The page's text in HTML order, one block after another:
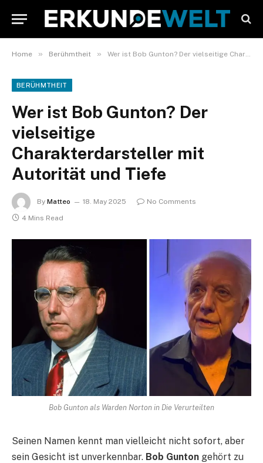
Home » Berühmtheit » Wer ist Bob Gunton? Der vielseitige Charakterdarsteller mit Autorität und Tiefe
BERÜHMTHEIT
Wer ist Bob Gunton? Der
vielseitige
Charakterdarsteller mit
Autorität und Tiefe
By Matteo 18. May 2025
No Comments
4 Mins Read
Bob Gunton als Warden Norton in Die Verurteilten
Seinen Namen kennt man vielleicht nicht sofort, aber
sein Gesicht ist unverkennbar. Bob Gunton gehört zu